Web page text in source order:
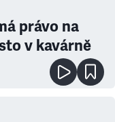
právo na
v kavárně